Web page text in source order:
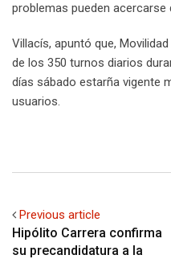
problemas pueden
Villacís, apuntó que,
de los 350 turnos diarios
días sábado estarña vigente
usuarios.
Previous article
Hipólito Carrera confirma
su precandidatura a la